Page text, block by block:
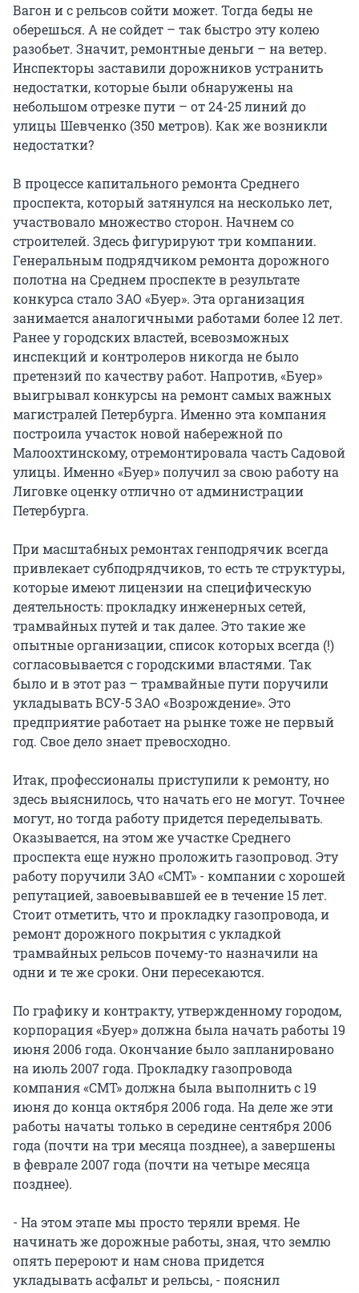
Вагон и с рельсов сойти может. Тогда беды не
оберешься. А не сойдет – так быстро эту колею
разобьет. Значит, ремонтные деньги – на ветер.
Инспекторы заставили дорожников устранить
недостатки, которые были обнаружены на
небольшом отрезке пути – от 24-25 линий до
улицы Шевченко (350 метров). Как же возникли
недостатки?
В процессе капитального ремонта Среднего
проспекта, который затянулся на несколько лет,
участвовало множество сторон. Начнем со
строителей. Здесь фигурируют три компании.
Генеральным подрядчиком ремонта дорожного
полотна на Среднем проспекте в результате
конкурса стало ЗАО «Буер». Эта организация
занимается аналогичными работами более 12 лет.
Ранее у городских властей, всевозможных
инспекций и контролеров никогда не было
претензий по качеству работ. Напротив, «Буер»
выигрывал конкурсы на ремонт самых важных
магистралей Петербурга. Именно эта компания
построила участок новой набережной по
Малоохтинскому, отремонтировала часть Садовой
улицы. Именно «Буер» получил за свою работу на
Лиговке оценку отлично от администрации
Петербурга.
При масштабных ремонтах генподрячик всегда
привлекает субподрядчиков, то есть те структуры,
которые имеют лицензии на специфическую
деятельность: прокладку инженерных сетей,
трамвайных путей и так далее. Это такие же
опытные организации, список которых всегда (!)
согласовывается с городскими властями. Так
было и в этот раз – трамвайные пути поручили
укладывать ВСУ-5 ЗАО «Возрождение». Это
предприятие работает на рынке тоже не первый
год. Свое дело знает превосходно.
Итак, профессионалы приступили к ремонту, но
здесь выяснилось, что начать его не могут. Точнее
могут, но тогда работу придется переделывать.
Оказывается, на этом же участке Среднего
проспекта еще нужно проложить газопровод. Эту
работу поручили ЗАО «СМТ» - компании с хорошей
репутацией, завоевывавшей ее в течение 15 лет.
Стоит отметить, что и прокладку газопровода, и
ремонт дорожного покрытия с укладкой
трамвайных рельсов почему-то назначили на
одни и те же сроки. Они пересекаются.
По графику и контракту, утвержденному городом,
корпорация «Буер» должна была начать работы 19
июня 2006 года. Окончание было запланировано
на июль 2007 года. Прокладку газопровода
компания «СМТ» должна была выполнить с 19
июня до конца октября 2006 года. На деле же эти
работы начаты только в середине сентября 2006
года (почти на три месяца позднее), а завершены
в феврале 2007 года (почти на четыре месяца
позднее).
- На этом этапе мы просто теряли время. Не
начинать же дорожные работы, зная, что землю
опять перероют и нам снова придется
укладывать асфальт и рельсы, - пояснил